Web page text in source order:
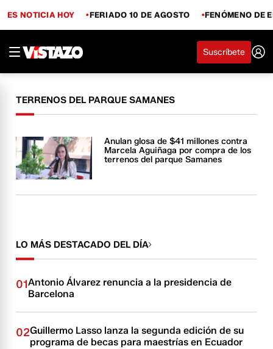
ES NOTICIA HOY FERIADO 10 DE AGOSTO FENÓMENO DE
Suscríbete
TERRENOS DEL PARQUE SAMANES
Anulan glosa de $41 millones contra
Marcela Aguiñaga por compra de los
terrenos del parque Samanes
LO MÁS DESTACADO DEL DÍA
01Antonio Álvarez renuncia a la presidencia de
Barcelona
02Guillermo Lasso lanza la segunda edición de su
programa de becas para maestrías en Ecuador